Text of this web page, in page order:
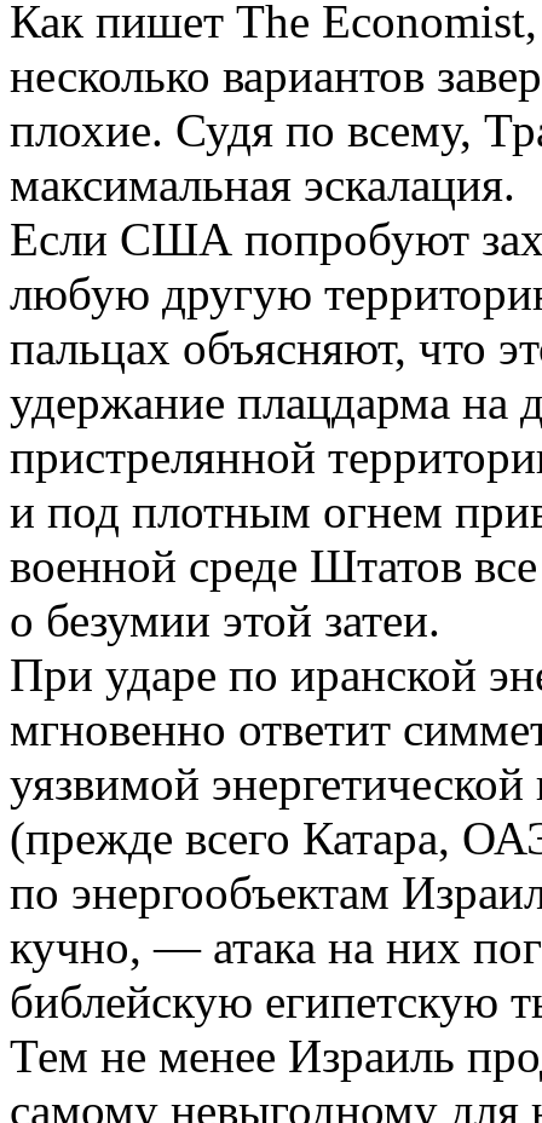
Как пишет The Economist,
несколько вариантов
плохие. Судя по всему,
максимальная эскалация.
Если США попробуют
любую другую
пальцах объясняют, что
удержание плацдарма на
пристрелянной
и под плотным огнем
военной среде Штатов
о безумии этой затеи.
При ударе по иранской
мгновенно ответит
уязвимой
(прежде всего Катара,
по энергообъектам
кучно, — атака на них
библейскую египетскую
Тем не менее Израиль
самому невыгодному